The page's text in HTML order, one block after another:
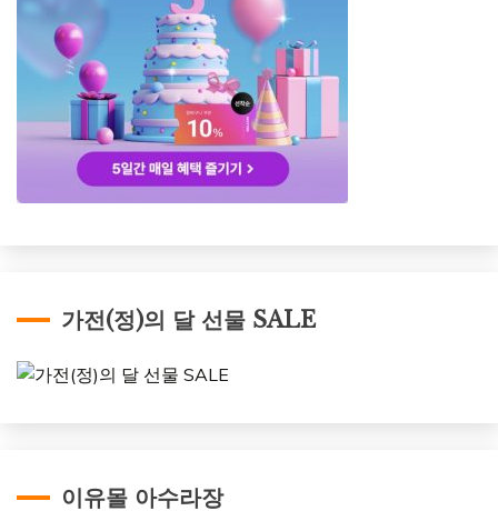
가전(정)의 달 선물 SALE
이유몰 아수라장